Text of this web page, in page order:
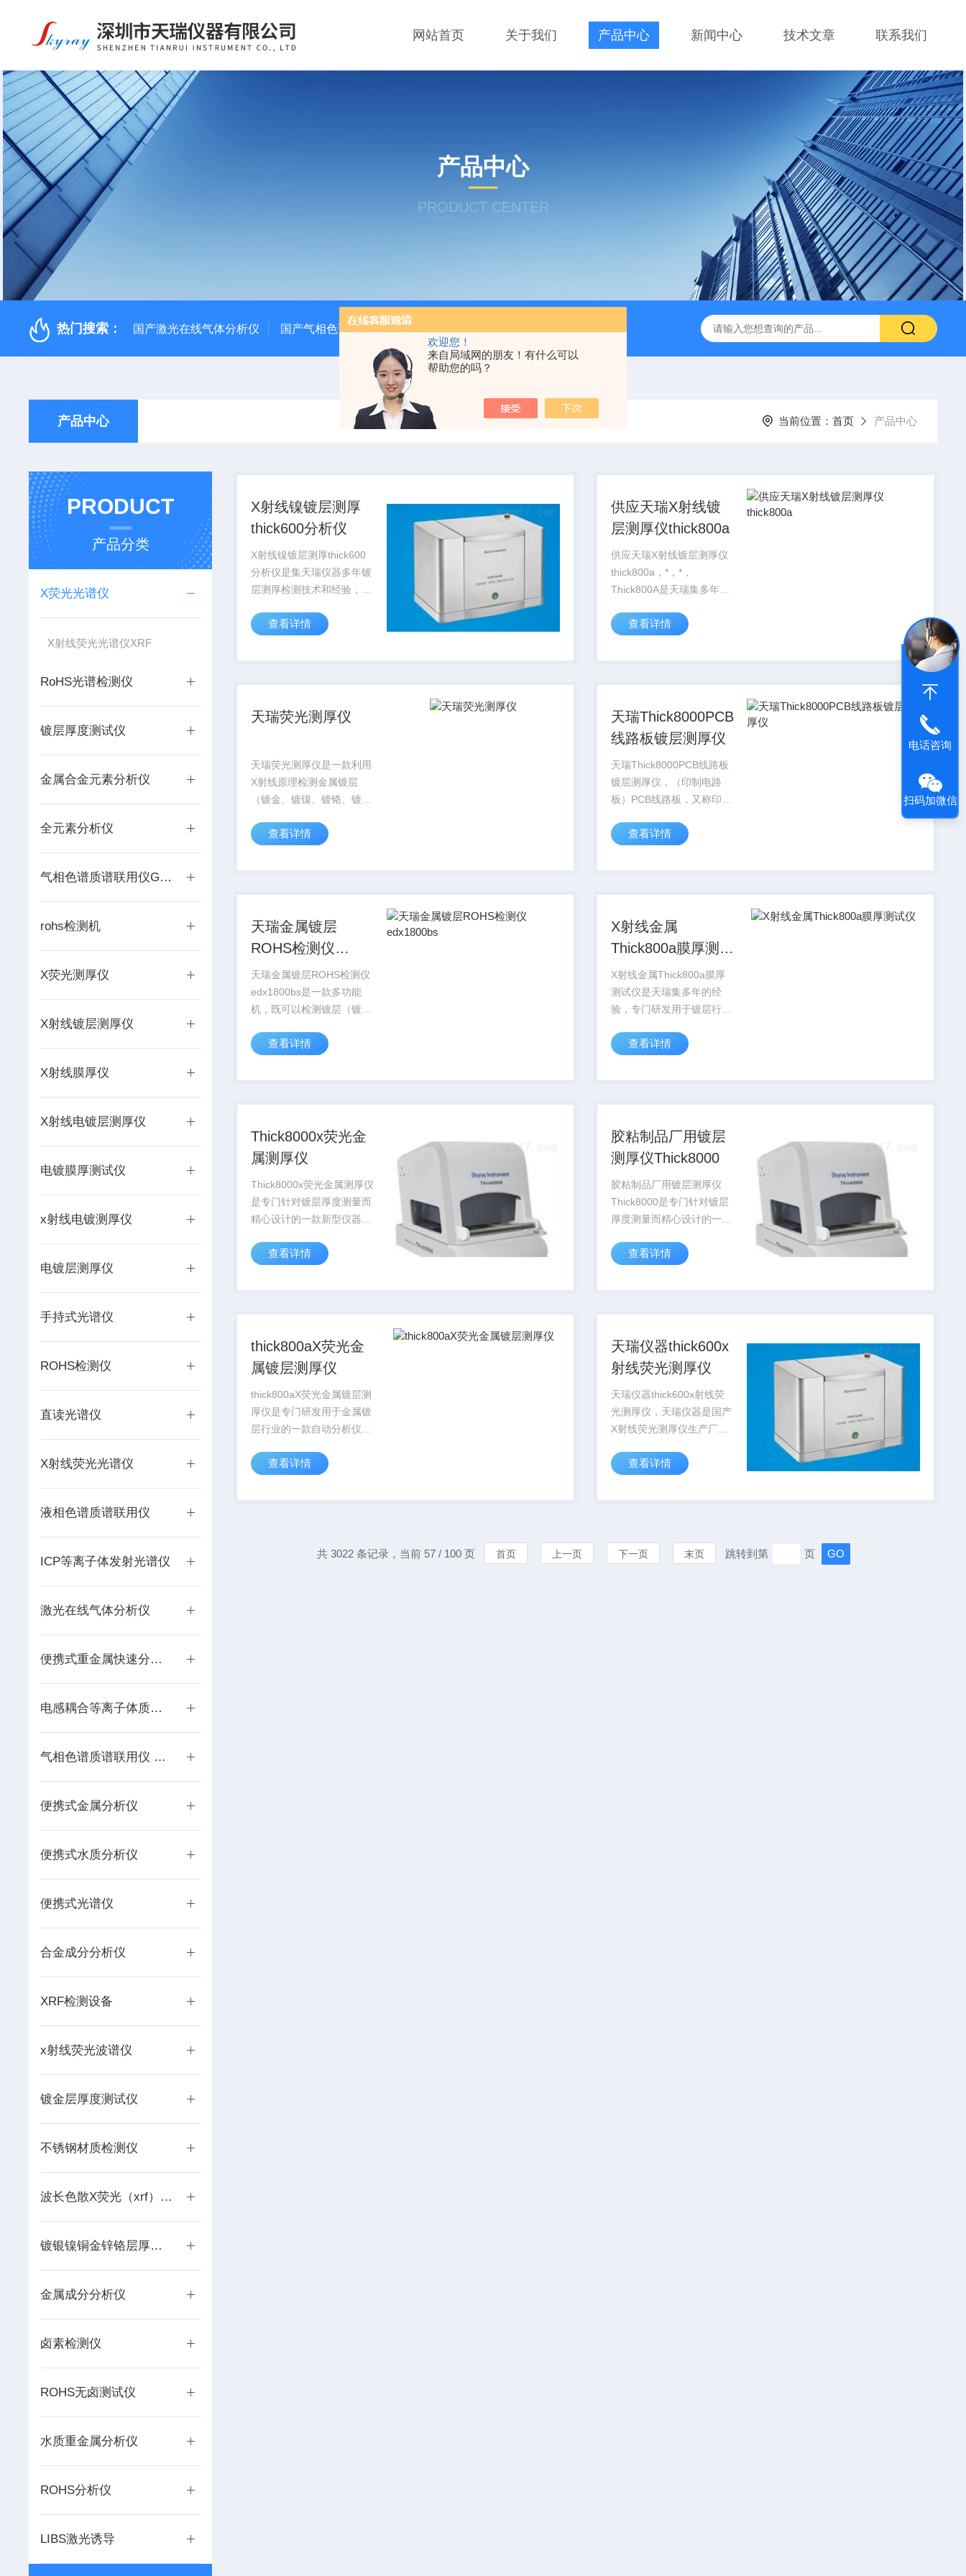
欢迎您！
来自局域网的朋友！有什么可以
帮助您的吗？
网站首页 关于我们 产品中心 新闻中心 技术文章 联系我们
产品中心
PRODUCT CENTER
热门搜索： 国产激光在线气体分析仪 国产气相色谱质谱联用仪生产厂家 便携式X射线荧光测定仪 手持式xrf分析仪 水质重金属检测仪
产品中心 当前位置： 首页 产品中心
PRODUCT
产品分类
X荧光光谱仪
X射线荧光光谱仪XRF
RoHS光谱检测仪
镀层厚度测试仪
金属合金元素分析仪
全元素分析仪
气相色谱质谱联用仪GC-MS
rohs检测机
X荧光测厚仪
X射线镀层测厚仪
X射线膜厚仪
X射线电镀层测厚仪
电镀膜厚测试仪
x射线电镀测厚仪
电镀层测厚仪
手持式光谱仪
ROHS检测仪
直读光谱仪
X射线荧光光谱仪
液相色谱质谱联用仪
ICP等离子体发射光谱仪
激光在线气体分析仪
便携式重金属快速分析仪
电感耦合等离子体质谱仪 ICP-MS
气相色谱质谱联用仪 GC-MS
便携式金属分析仪
便携式水质分析仪
便携式光谱仪
合金成分分析仪
XRF检测设备
x射线荧光波谱仪
镀金层厚度测试仪
不锈钢材质检测仪
波长色散X荧光（xrf）光谱仪
镀银镍铜金锌铬层厚度分析仪
金属成分分析仪
卤素检测仪
ROHS无卤测试仪
水质重金属分析仪
ROHS分析仪
LIBS激光诱导
X射线镍镀层测厚
thick600分析仪
X射线镍镀层测厚thick600
分析仪是集天瑞仪器多年镀
层测厚检测技术和经验，以
测试软件、友好的操作界面
的需要，人性化的设计，使
查看详情
供应天瑞X射线镀
层测厚仪thick800a
供应天瑞X射线镀层测厚仪
thick800a，*，*，
Thick800A是天瑞集多年的
业的一款仪器，可全自动软
件控制仪器的测试点，以及
查看详情
天瑞荧光测厚仪
天瑞荧光测厚仪是一款利用
X射线原理检测金属镀层
（镀金、镀镍、镀铬、镀
铜、镀银……）厚度的仪
仪器镀层仪器销量的一款，
查看详情
天瑞Thick8000PCB
线路板镀层测厚仪
天瑞Thick8000PCB线路板
镀层测厚仪，（印制电路
板）PCB线路板，又称印刷
连接的提供者。它的发展已
设计主要是版图设计；采用
查看详情
天瑞金属镀层
ROHS检测仪
edx1800bs
天瑞金属镀层ROHS检测仪
edx1800bs是一款多功能
机，既可以检测镀层（镀
铬等）厚度，又可以用来做
等）检测，同时可以测试合
查看详情
X射线金属
Thick800a膜厚测试
仪
X射线金属Thick800a膜厚
测试仪是天瑞集多年的经
验，专门研发用于镀层行业
操作，可多点测试，由软件
动平台。是一款功能*的仪
查看详情
Thick8000x荧光金
属测厚仪
Thick8000x荧光金属测厚仪
是专门针对镀层厚度测量而
精心设计的一款新型仪器。
金、镀银、镀镍、镀锌、镀
和镀层含量的测定；黄金、
查看详情
胶粘制品厂用镀层
测厚仪Thick8000
胶粘制品厂用镀层测厚仪
Thick8000是专门针对镀层
厚度测量而精心设计的一款
属镀层的厚度测量、电镀液
铂、银等贵金属和各种首饰
查看详情
thick800aX荧光金
属镀层测厚仪
thick800aX荧光金属镀层测
厚仪是专门研发用于金属镀
层行业的一款自动分析仪
多点测试，由软件控制仪器
基本实现智能化，是一款功
查看详情
天瑞仪器thick600x
射线荧光测厚仪
天瑞仪器thick600x射线荧
光测厚仪，天瑞仪器是国产
X射线荧光测厚仪生产厂
厚度的测试，可以检测镀
铜等电镀层厚度，产品操作
查看详情
共 3022 条记录，当前 57 / 100 页 首页 上一页 下一页 末页 跳转到第 页
电话咨询
扫码加微信